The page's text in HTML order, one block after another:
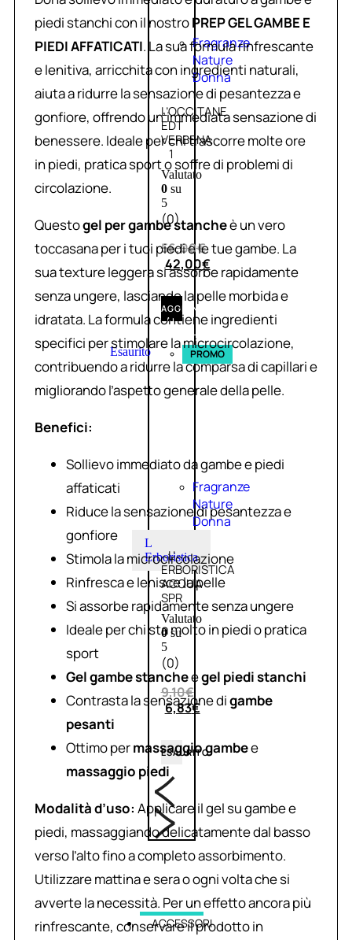
Fragranze
Nature
Donna
L’OCCITANE
EDT
VERBENA
1
Valutato
0su
5
(0)
56,00€
42,00€
AGGIUNGI
AL
CARRELLO
Esaurito PROMO
Fragranze
Nature
Donna
L
Erboristica
L’
ERBORISTICA
ACQUA
SPR
Valutato
0su
5
(0)
9,10€
6,83€
ESAURITO
ACCESSORI
piedi stanchi con il nostroPREP GEL GAMBE E
PIEDI AFFATICATI. La sua formula rinfrescante
e lenitiva, arricchita con ingredienti naturali,
aiuta a ridurre la sensazione di pesantezza e
gonfiore, offrendo un’immediata sensazione di
benessere. Ideale per chi trascorre molte ore
in piedi, pratica sport o soffre di problemi di
circolazione.
Questogel per gambe stancheè un vero
toccasana per i tuoi piedi e le tue gambe. La
sua texture leggera si assorbe rapidamente
senza ungere, lasciando la pelle morbida e
idratata. La formula contiene ingredienti
specifici per stimolare la microcircolazione,
contribuendo a ridurre la comparsa di capillari e
migliorando l’aspetto generale della pelle.
Benefici:
Sollievo immediato da gambe e piedi
affaticati
Riduce la sensazione di pesantezza e
gonfiore
Stimola la microcircolazione
Rinfresca e lenisce la pelle
Si assorbe rapidamente senza ungere
Ideale per chi sta molto in piedi o pratica
sport
Gel gambe stancheegel piedi stanchi
Contrasta la sensazione digambe
pesanti
Ottimo permassaggio gambee
massaggio piedi
Modalità d’uso: Applicare il gel su gambe e
piedi, massaggiando delicatamente dal basso
verso l’alto fino a completo assorbimento.
Utilizzare mattina e sera o ogni volta che si
avverte la necessità. Per un effetto ancora più
rinfrescante, conservare il prodotto in